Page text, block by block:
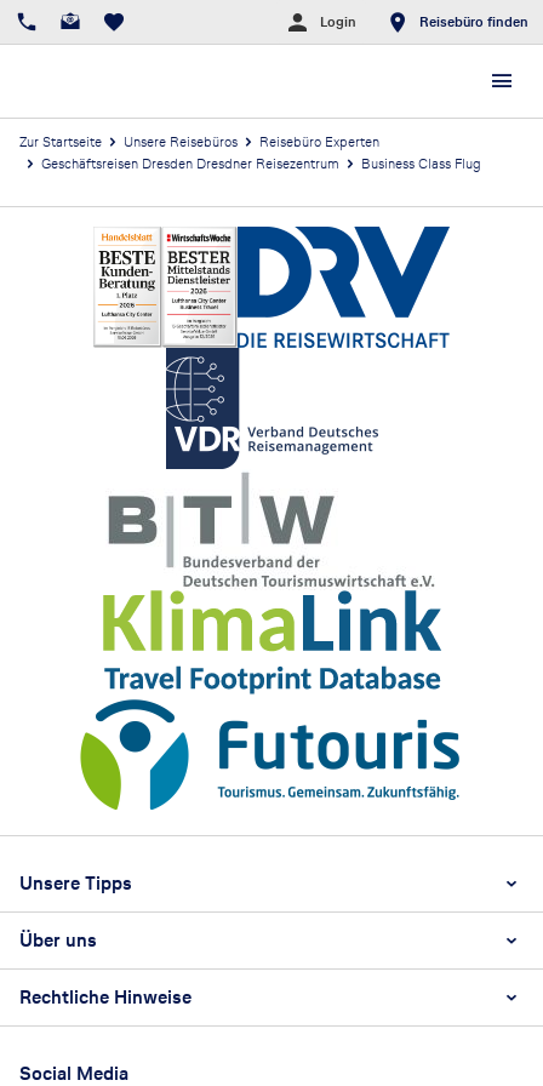
Login Reisebüro finden
Zur Startseite Unsere Reisebüros
Reisebüro Experten
Geschäftsreisen Dresden Dresdner Reisezentrum
Business Class Flug
Unsere Tipps
Beste Reisezeit
Über uns
Karriere
Reisebüro Franchise-Partner werden
Rechtliche Hinweise
AGB
Social Media